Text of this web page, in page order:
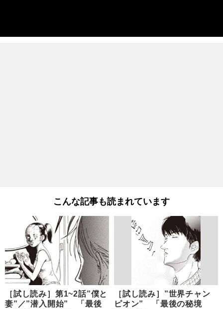
こんな記事も読まれています
［試し読み］第1~2話”僕と
妻”／”潜入開始” 「最後
［試し読み］”世界チャン
ピオン” 「最後の秘境